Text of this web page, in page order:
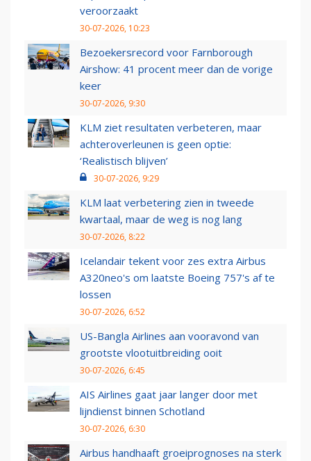
veroorzaakt
30-07-2026, 10:23
Bezoekersrecord voor Farnborough
Airshow: 41 procent meer dan de vorige
keer
30-07-2026, 9:30
KLM ziet resultaten verbeteren, maar
achteroverleunen is geen optie:
‘Realistisch blijven’
30-07-2026, 9:29
KLM laat verbetering zien in tweede
kwartaal, maar de weg is nog lang
30-07-2026, 8:22
Icelandair tekent voor zes extra Airbus
A320neo's om laatste Boeing 757's af te
lossen
30-07-2026, 6:52
US-Bangla Airlines aan vooravond van
grootste vlootuitbreiding ooit
30-07-2026, 6:45
AIS Airlines gaat jaar langer door met
lijndienst binnen Schotland
30-07-2026, 6:30
Airbus handhaaft groeiprognoses na sterk